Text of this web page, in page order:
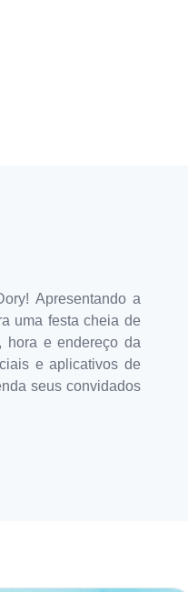
Apresentando a
uma festa cheia de
hora e endereço da
e aplicativos de
seus convidados